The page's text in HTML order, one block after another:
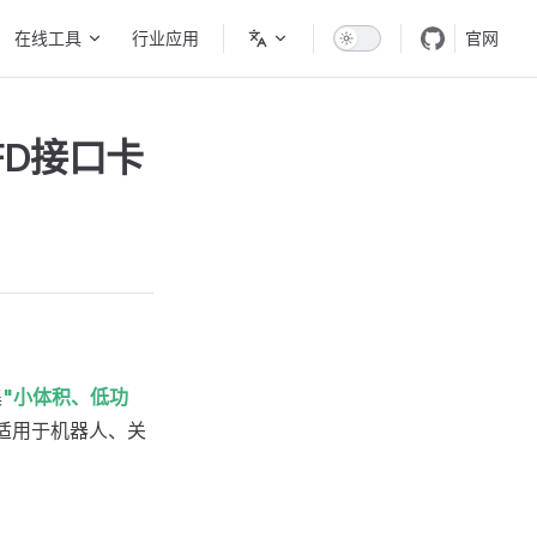
在线工具 行业应用 官网
接口卡
"小体积、低功
用于机器人、关